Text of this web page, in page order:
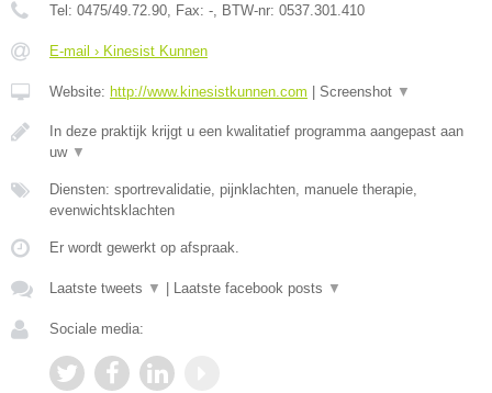
Tel: 0475/49.72.90 , Fax: - , BTW-nr: 0537.301.410
E-mail › Kinesist Kunnen
Website: http://www.kinesistkunnen.com Screenshot ▼
In deze praktijk krijgt u een kwalitatief programma aangepast aan
uw ▼
Diensten: sportrevalidatie, pijnklachten, manuele therapie,
evenwichtsklachten
Er wordt gewerkt op afspraak.
Laatste tweets ▼ Laatste facebook posts ▼
Sociale media: